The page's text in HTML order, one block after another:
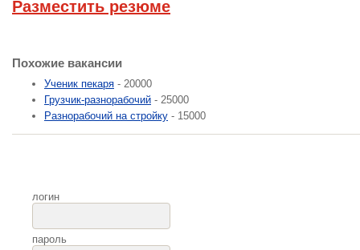
Разместить резюме
Похожие вакансии
Ученик пекаря - 20000
Грузчик-разнорабочий - 25000
Разнорабочий на стройку - 15000
логин
пароль